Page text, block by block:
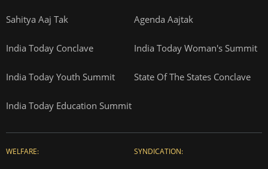
Sahitya Aaj Tak Agenda Aajtak
India Today Conclave India Today Woman's Summit
India Today Youth Summit State Of The States Conclave
India Today Education Summit
WELFARE: SYNDICATION: